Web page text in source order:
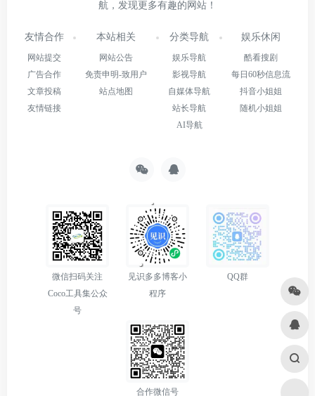
航，发现更多有趣的网站！
友情合作
网站提交
广告合作
文章投稿
友情链接
本站相关
网站公告
免责申明-致用户
站点地图
分类导航
娱乐导航
影视导航
自媒体导航
站长导航
AI导航
娱乐休闲
酷看搜剧
每日60秒信息流
抖音小姐姐
随机小姐姐
微信扫码关注
Coco工具集公众
号
见识多多博客小
程序
QQ群
合作微信号